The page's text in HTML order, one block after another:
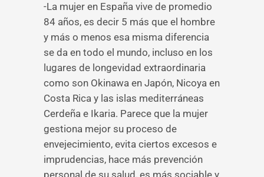
-La mujer en España vive de promedio
84 años, es decir 5 más que el hombre
y más o menos esa misma diferencia
se da en todo el mundo, incluso en los
lugares de longevidad extraordinaria
como son Okinawa en Japón, Nicoya en
Costa Rica y las islas mediterráneas
Cerdeña e Ikaria. Parece que la mujer
gestiona mejor su proceso de
envejecimiento, evita ciertos excesos e
imprudencias, hace más prevención
personal de su salud, es más sociable y